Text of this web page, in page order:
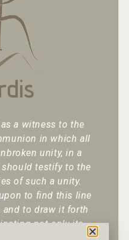
a witness to the
in which all
unity, in a
testify to the
of such a unity.
to find this line
and to draw it forth
not only its